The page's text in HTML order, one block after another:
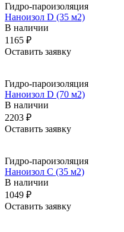
Гидро-пароизоляция
Наноизол D (35 м2)
В наличии
1165 ₽
Оставить заявку
Гидро-пароизоляция
Наноизол D (70 м2)
В наличии
2203 ₽
Оставить заявку
Гидро-пароизоляция
Наноизол C (35 м2)
В наличии
1049 ₽
Оставить заявку